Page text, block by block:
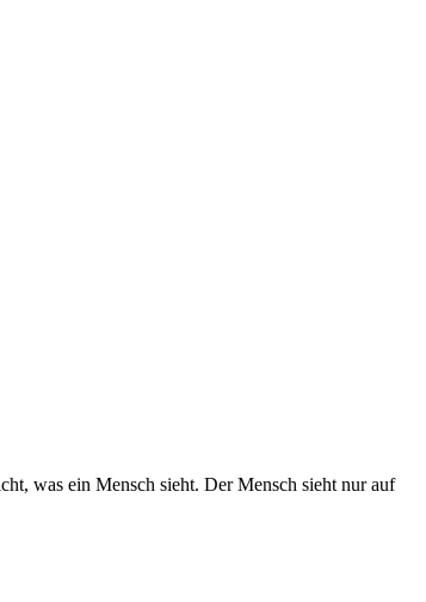
was ein Mensch sieht. Der Mensch sieht nur auf